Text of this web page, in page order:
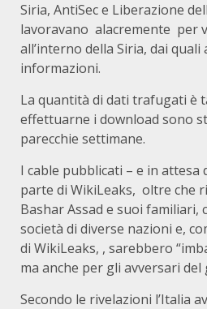
Siria, AntiSec e Liberazione
lavoravano alacremente per
all’interno della Siria, dai
informazioni.
La quantità di dati trafugati è
effettuarne i download sono
parecchie settimane.
I cable pubblicati – e in attesa
parte di WikiLeaks, oltre che
Bashar Assad e suoi familiari,
società di diverse nazioni e,
di WikiLeaks, , sarebbero
ma anche per gli avversari del
Secondo le rivelazioni l’Italia